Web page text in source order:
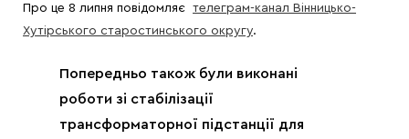
Про це 8 липня повідомляє телеграм-канал Вінницько-
Хутірського старостинського округу.
Попередньо також були виконані
роботи зі стабілізації
трансформаторної підстанції для